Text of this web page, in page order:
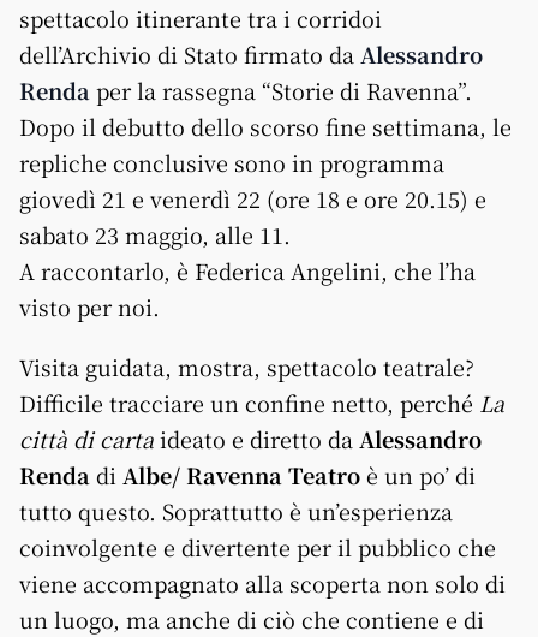
spettacolo itinerante tra i corridoi
dell’Archivio di Stato firmato da Alessandro
Renda per la rassegna “Storie di Ravenna”.
Dopo il debutto dello scorso fine settimana, le
repliche conclusive sono in programma
giovedì 21 e venerdì 22 (ore 18 e ore 20.15) e
sabato 23 maggio, alle 11.
A raccontarlo, è Federica Angelini, che l’ha
visto per noi.
Visita guidata, mostra, spettacolo teatrale?
Difficile tracciare un confine netto, perché La
città di cartaideato e diretto da Alessandro
Renda di Albe/ Ravenna Teatroè un po’ di
tutto questo. Soprattutto è un’esperienza
coinvolgente e divertente per il pubblico che
viene accompagnato alla scoperta non solo di
un luogo, ma anche di ciò che contiene e di